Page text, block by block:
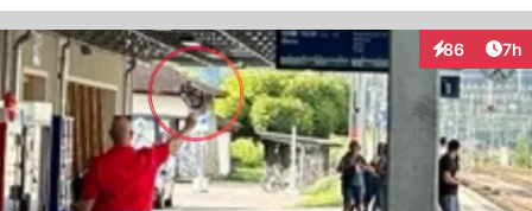
86
Interaktionen
7h